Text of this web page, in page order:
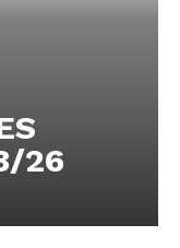
26